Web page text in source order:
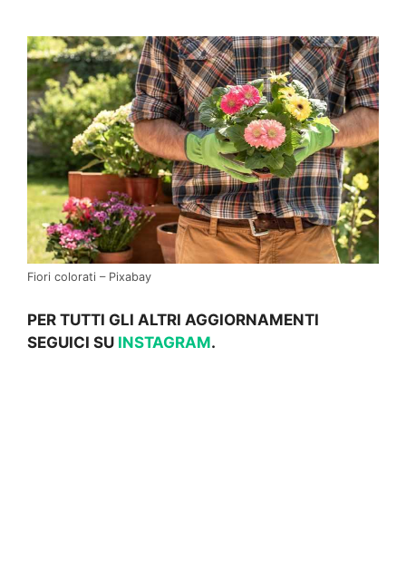
Fiori colorati – Pixabay
PER TUTTI GLI ALTRI AGGIORNAMENTI
SEGUICI SU INSTAGRAM.